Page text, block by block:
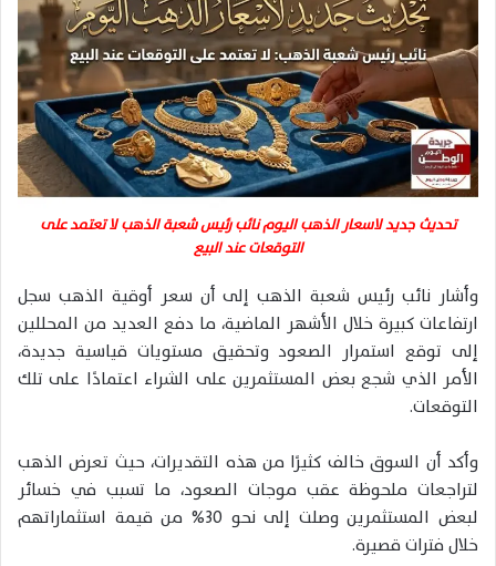
تحديث جديد لاسعار الذهب اليوم نائب رئيس شعبة الذهب لا تعتمد على
التوقعات عند البيع
وأشار نائب رئيس شعبة الذهب إلى أن سعر أوقية الذهب سجل
ارتفاعات كبيرة خلال الأشهر الماضية، ما دفع العديد من المحللين
إلى توقع استمرار الصعود وتحقيق مستويات قياسية جديدة،
الأمر الذي شجع بعض المستثمرين على الشراء اعتمادًا على تلك
التوقعات.
وأكد أن السوق خالف كثيرًا من هذه التقديرات، حيث تعرض الذهب
لتراجعات ملحوظة عقب موجات الصعود، ما تسبب في خسائر
لبعض المستثمرين وصلت إلى نحو 30% من قيمة استثماراتهم
خلال فترات قصيرة.